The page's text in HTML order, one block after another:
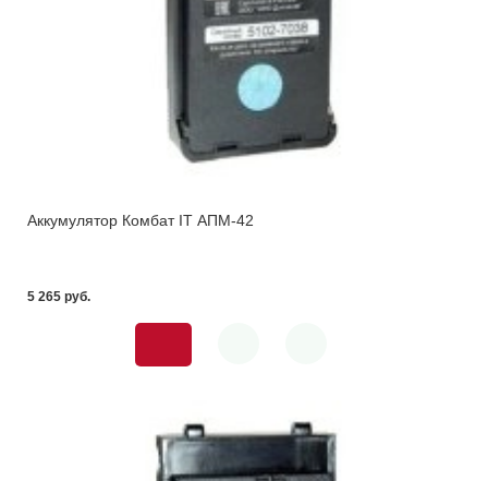
Аккумулятор Комбат IT АПМ-42
5 265 pуб.